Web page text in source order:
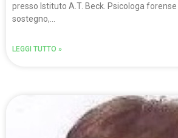
presso Istituto A.T. Beck. Psicologa
sostegno,…
LEGGI TUTTO »